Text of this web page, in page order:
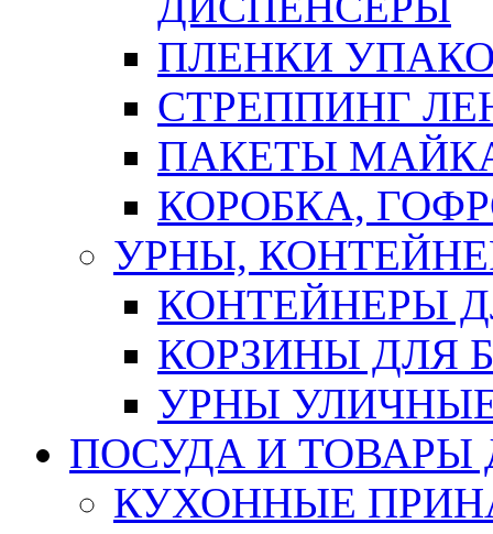
ПЛЕНКИ
СТРЕППИНГ
ПАКЕТЫ
КОРОБКА,
УРНЫ,
КОНТЕЙНЕРЫ
КОРЗИНЫ ДЛЯ
УРНЫ
ПОСУДА И ТОВАРЫ
КУХОННЫЕ